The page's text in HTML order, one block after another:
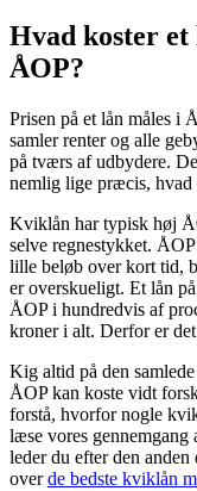
Hvad koster
ÅOP?
Prisen på et lån måles i
samler renter og alle
på tværs af udbydere.
nemlig lige præcis, hvad
Kviklån har typisk høj
selve regnestykket.
lille beløb over kort tid,
er overskueligt. Et lån
ÅOP i hundredvis af
kroner i alt. Derfor er
Kig altid på den
ÅOP kan koste vidt
forstå, hvorfor nogle
læse vores gennemgang
leder du efter den
overde bedste kviklån